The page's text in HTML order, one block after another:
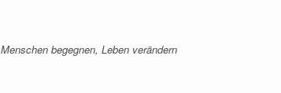
Menschen begegnen, Leben verändern